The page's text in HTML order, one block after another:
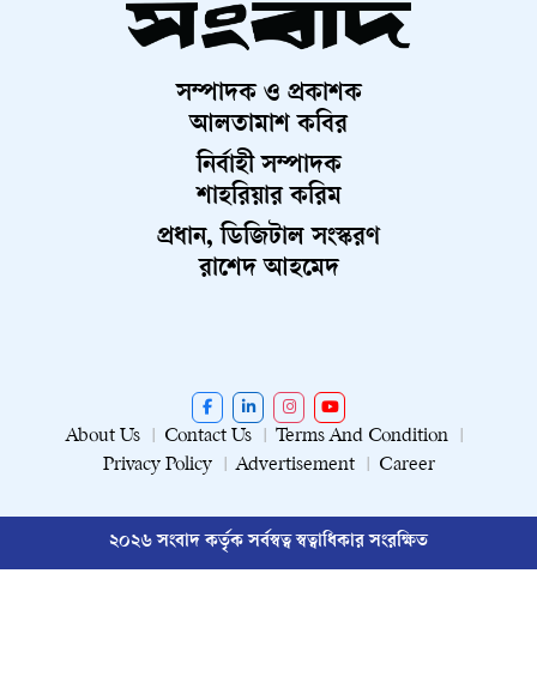
সম্পাদক ও প্রকাশক
আলতামাশ কবির
নির্বাহী সম্পাদক
শাহরিয়ার করিম
প্রধান, ডিজিটাল সংস্করণ
রাশেদ আহমেদ
About Us Contact Us
Terms And Condition
Privacy Policy
Advertisement Career
২০২৬ সংবাদ কর্তৃক সর্বস্বত্ব স্বত্বাধিকার সংরক্ষিত